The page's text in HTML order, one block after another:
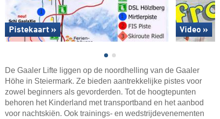
Pistekaart » Video »
De Gaaler Lifte liggen op de noordhelling van de Gaaler
Höhe in Steiermark. Ze bieden aantrekkelijke pistes voor
zowel beginners als gevorderden. Tot de hoogtepunten
behoren het Kinderland met transportband en het aanbod
voor nachtskiën. Ook trainings- en wedstrijdevenementen